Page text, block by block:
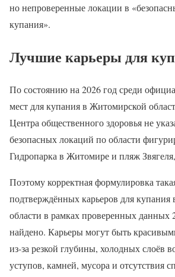
но непроверенные локации в
купания».
Лучшие карьеры для
По состоянию на 2026 год среди
мест для купания в Житомирской
Центра общественного здоровья не
безопасных локаций по области
Гидропарка в Житомире и пляж
Поэтому корректная формулировка
подтверждённых карьеров для
области в рамках проверенных данных
найдено. Карьеры могут быть
из-за резкой глубины, холодных слоёв
уступов, камней, мусора и отсутствия